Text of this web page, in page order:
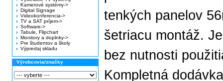
Kamerové systémy->
Digital Signage
Videokonferencia->
TV a SAT príjem->
Software->
Tabule, Flipchart
Monitory a doplnky->
Pre študentov a školy
Výpredaj skladu
Výrobcovia/značky
tenkých panelov
šetriacu montáž.
bez nutnosti
Kompletná